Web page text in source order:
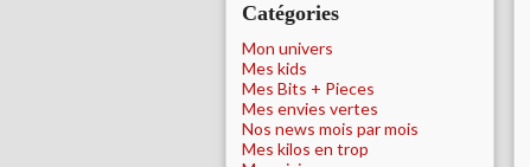
Catégories
Mon univers
Mes kids
Mes Bits + Pieces
Mes envies vertes
Nos news mois par mois
Mes kilos en trop